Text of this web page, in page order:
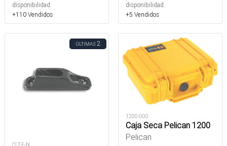
disponibilidad.
+110 Vendidos
disponibilidad.
+5 Vendidos
ÚLTIMAS2
CLT-F-N
1200-000
Caja Seca Pelican 1200
Pelican